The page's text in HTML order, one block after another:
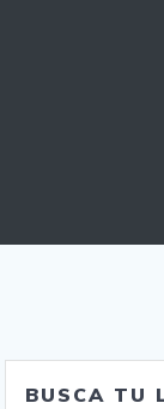
BUSCA TU